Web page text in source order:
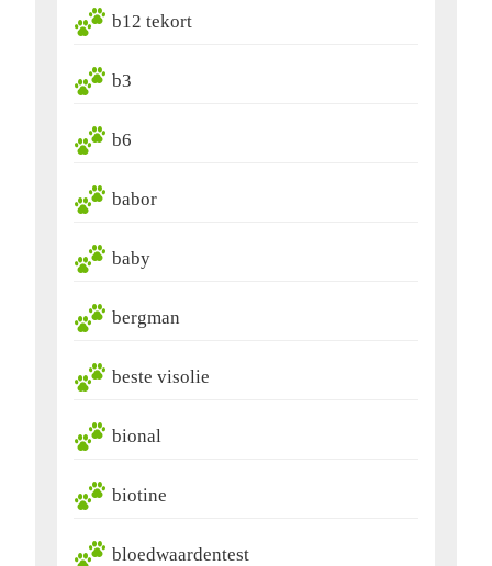
b12 tekort
b3
b6
babor
baby
bergman
beste visolie
bional
biotine
bloedwaardentest